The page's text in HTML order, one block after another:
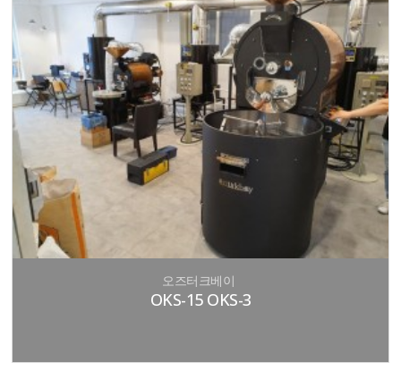
오즈터크베이
OKS-15 OKS-3